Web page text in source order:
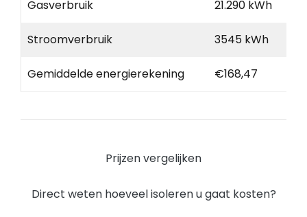
Gasverbruik 21.290 kWh
Stroomverbruik 3545 kWh
Gemiddelde energierekening €168,47
Prijzen vergelijken
Direct weten hoeveel isoleren u gaat kosten?